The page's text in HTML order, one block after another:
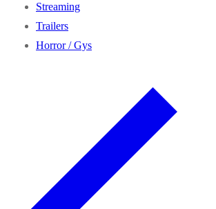
Streaming
Trailers
Horror / Gys